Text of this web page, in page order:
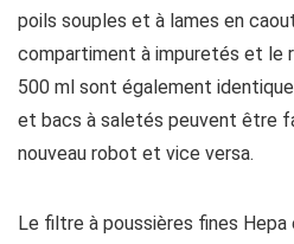
poils souples et à lames en
compartiment à impuretés et le
500 ml sont également
et bacs à saletés peuvent être
nouveau robot et vice versa.
Le filtre à poussières fines